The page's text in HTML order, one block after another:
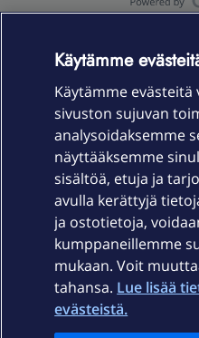
Laitteet & liittymät
Palvelut
Ajankohtaista
Käytämme
Käytämme
sivuston sujuvan
analysoidaksemme
näyttääksemme
sisältöä, etuja ja
avulla kerättyjä
ja ostotietoja,
kumppaneillemme
mukaan. Voit
tahansa. Lue lisää
evästeistä.